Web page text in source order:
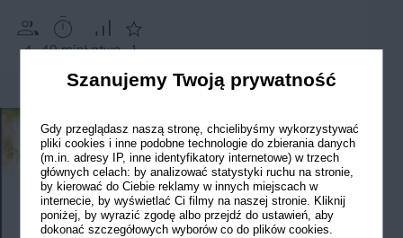
4 40 minŁatwe 1
Szanujemy Twoją prywatność
Gdy przeglądasz naszą stronę, chcielibyśmy wykorzystywać
pliki cookies i inne podobne technologie do zbierania danych
(m.in. adresy IP, inne identyfikatory internetowe) w trzech
głównych celach: by analizować statystyki ruchu na stronie,
by kierować do Ciebie reklamy w innych miejscach w
internecie, by wyświetlać Ci filmy na naszej stronie. Kliknij
poniżej, by wyrazić zgodę albo przejdź do ustawień, aby
dokonać szczegółowych wyborów co do plików cookies.